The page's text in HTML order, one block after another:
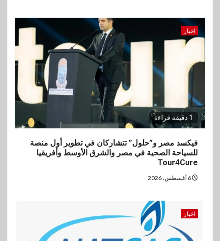
اخبار
1 دقيقة قراءة
فيكسد مصر و”حلول” تتشاركان في تطوير أول منصة
للسياحة الصحية في مصر والشرق الأوسط وأفريقيا
Tour4Cure
اخبار